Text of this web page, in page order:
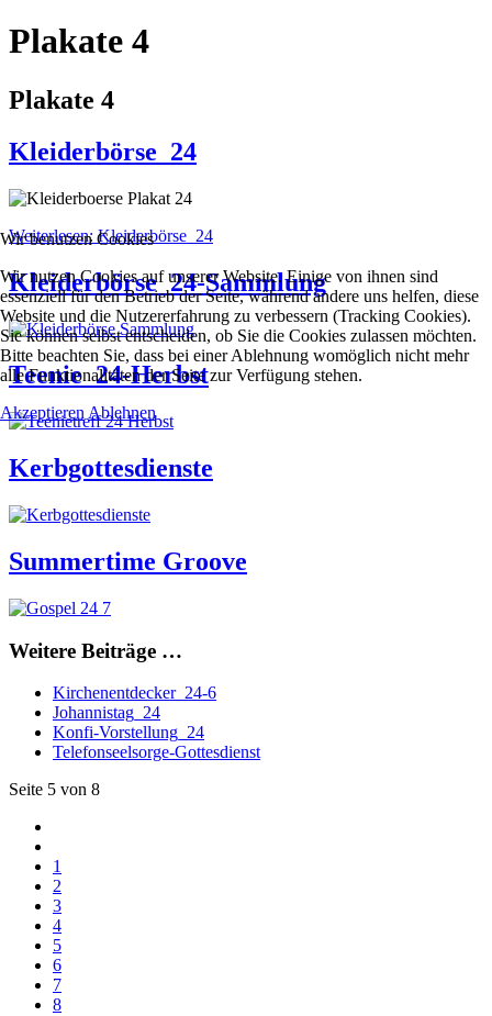
Plakate 4
Plakate 4
Kleiderbörse_24
Weiterlesen: Kleiderbörse_24
Kleiderbörse_24-Sammlung
Teenie_24-Herbst
Kerbgottesdienste
Summertime Groove
Weitere Beiträge …
Kirchenentdecker_24-6
Johannistag_24
Konfi-Vorstellung_24
Telefonseelsorge-Gottesdienst
Seite 5 von 8
1
2
3
4
5
6
7
8
Wir benutzen Cookies
Wir nutzen Cookies auf unserer Website. Einige von ihnen sind
essenziell für den Betrieb der Seite, während andere uns helfen, diese
Website und die Nutzererfahrung zu verbessern (Tracking Cookies).
Sie können selbst entscheiden, ob Sie die Cookies zulassen möchten.
Bitte beachten Sie, dass bei einer Ablehnung womöglich nicht mehr
alle Funktionalitäten der Seite zur Verfügung stehen.
Akzeptieren Ablehnen